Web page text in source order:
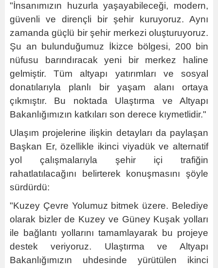
"İnsanımızın huzurla yaşayabileceği, modern,
güvenli ve dirençli bir şehir kuruyoruz. Aynı
zamanda güçlü bir şehir merkezi oluşturuyoruz.
Şu an bulunduğumuz İkizce bölgesi, 200 bin
nüfusu barındıracak yeni bir merkez haline
gelmiştir. Tüm altyapı yatırımları ve sosyal
donatılarıyla planlı bir yaşam alanı ortaya
çıkmıştır. Bu noktada Ulaştırma ve Altyapı
Bakanlığımızın katkıları son derece kıymetlidir."
Ulaşım projelerine ilişkin detayları da paylaşan
Başkan Er, özellikle ikinci viyadük ve alternatif
yol çalışmalarıyla şehir içi trafiğin
rahatlatılacağını belirterek konuşmasını şöyle
sürdürdü:
"Kuzey Çevre Yolumuz bitmek üzere. Belediye
olarak bizler de Kuzey ve Güney Kuşak yolları
ile bağlantı yollarını tamamlayarak bu projeye
destek veriyoruz. Ulaştırma ve Altyapı
Bakanlığımızın uhdesinde yürütülen ikinci